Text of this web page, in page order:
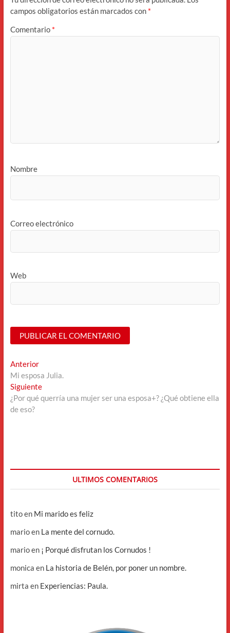
campos obligatorios están marcados con *
Comentario *
Nombre
Correo electrónico
Web
Navegación
de
entradas
AnteriorEntrada
anterior:
Mi esposa Julia.
SiguienteEntrada
siguiente:
¿Por qué querría una mujer ser una esposa+? ¿Qué obtiene ella
de eso?
ULTIMOS COMENTARIOS
titoen Mi marido es feliz
marioen La mente del cornudo.
marioen ¡ Porqué disfrutan los Cornudos !
monica en La historia de Belén, por poner un nombre.
mirta en Experiencias: Paula.